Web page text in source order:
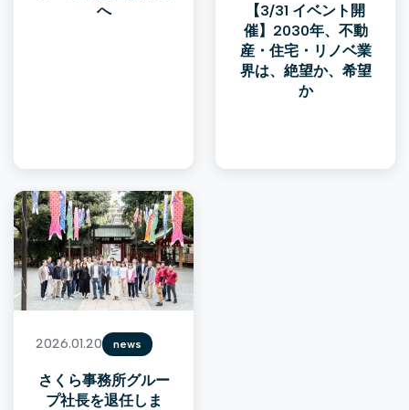
へ
【3/31 イベント開
催】2030年、不動
産・住宅・リノベ業
界は、絶望か、希望
か
2026.01.20 news
さくら事務所グルー
プ社長を退任しま